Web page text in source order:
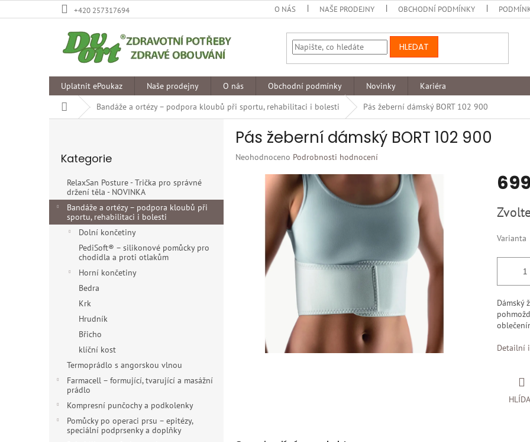
na
+420 257317694 O NÁS NAŠE PRODEJNY OBCHODNÍ PODMÍNKY
HLEDAT
Uplatnit ePoukaz Naše prodejny O nás Obchodní podmínky Novinky
Kariéra
Domů
Bandáže a ortézy – podpora kloubů při sportu, rehabilitaci i bolesti Pás žeberní dámský BORT 102 900
n
í
kategorie
Kategorie
RelaxSan Posture - Trička pro správné
držení těla - NOVINKA
Bandáže a ortézy – podpora kloubů při
sportu, rehabilitaci i bolesti
Dolní končetiny
PediSoft® – silikonové pomůcky pro
chodidla a proti otlakům
Horní končetiny
Bedra
Krk
Hrudník
Břicho
klíční kost
Termoprádlo s angorskou vlnou
Farmacell – formující, tvarující a masážní
prádlo
Kompresní punčochy a podkolenky
Pomůcky po operaci prsu – epitézy,
speciální podprsenky a doplňky
Pás žeberní dámský BORT 102 900
Průměrné
Neohodnoceno Podrobnosti hodnocení
cena:
Varianta
Dámský
Detailní